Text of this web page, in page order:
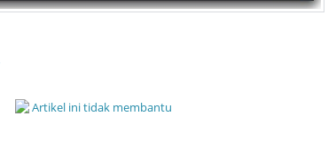
Artikel ini tidak membantu